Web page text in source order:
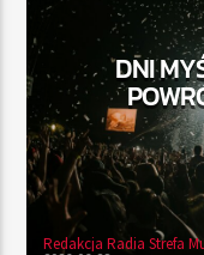
TERAZ
RADIO
00:00
DNI
Redakcja Radia Strefa